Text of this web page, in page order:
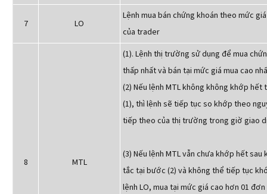
7 LO
Lệnh mua bán chứng khoán theo mức
của trader
8 MTL
(1). Lệnh thị trường sử dụng để mua
thấp nhất và bán tại mức giá mua cao
(2) Nếu lệnh MTL không không khớp
(1), thì lệnh sẽ tiếp tục so khớp theo
tiếp theo của thị trường trong giờ giao
(3) Nếu lệnh MTL vẫn chưa khớp hết
tắc tại bước (2) và không thể tiếp tục
lệnh LO, mua tại mức giá cao hơn 01